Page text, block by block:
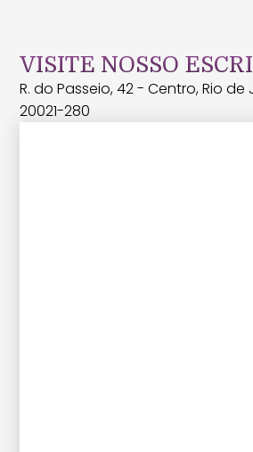
VISITE NOSSO
R. do Passeio, 42 - Centro, Rio de
20021-280